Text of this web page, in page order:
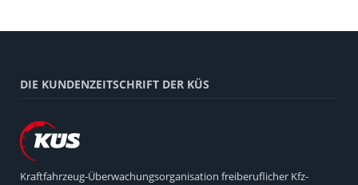
DIE KUNDENZEITSCHRIFT DER KÜS
Kraftfahrzeug-Überwachungsorganisation freiberuflicher Kfz-